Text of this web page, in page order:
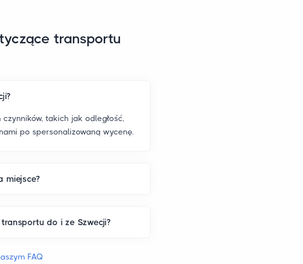
transportu
takich jak odległość,
po spersonalizowaną wycenę.
miejsce?
do i ze Szwecji?
FAQ